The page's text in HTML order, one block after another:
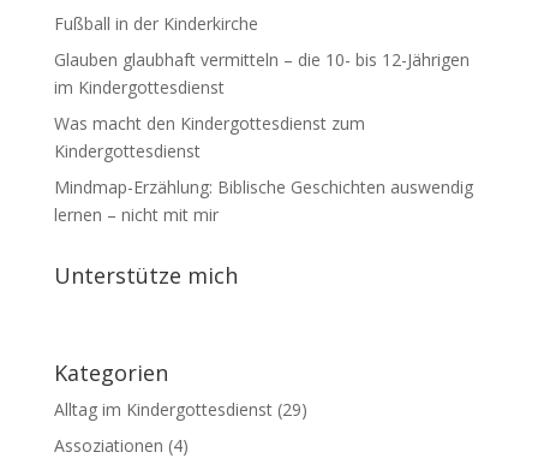
Fußball in der Kinderkirche
Glauben glaubhaft vermitteln – die 10- bis 12-Jährigen
im Kindergottesdienst
Was macht den Kindergottesdienst zum
Kindergottesdienst
Mindmap-Erzählung: Biblische Geschichten auswendig
lernen – nicht mit mir
Unterstütze mich
Kategorien
Alltag im Kindergottesdienst(29)
Assoziationen (4)